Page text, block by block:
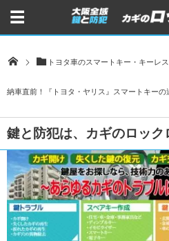
トヨタ車のスマートキー・キーレ
納車直前！『トヨタ・ヤリス』スマートキーの
鍵と防犯は、カギのロック